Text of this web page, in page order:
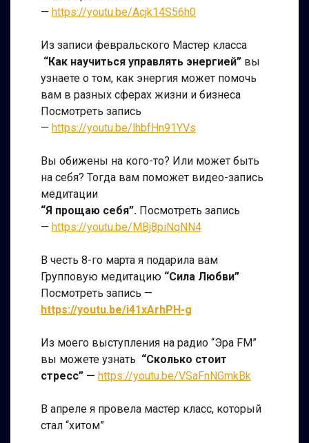
— https://youtu.be/Acjk14S56h0
Из записи февральского Мастер класса
“Как научиться управлять энергией” вы
узнаете о том, как энергия может помочь
вам в разных сферах жизни и бизнеса
Посмотреть запись
— https://youtu.be/lhbfHn91YVs
Вы обижены на кого-то? Или может быть
на себя? Тогда вам поможет видео-запись
медитации
“Я прощаю себя”. Посмотреть запись
— https://youtu.be/MBj8piNqNN4
В честь 8-го марта я подарила вам
Групповую медитацию “Сила Любви”
Посмотреть запись —
https://youtu.be/i41xArhPH-g
Из моего выступления на радио “Эра FM”
вы можете узнать “Сколько стоит
стресс” — https://youtu.be/VSaFnNGmkBk
В апреле я провела мастер класс, который
стал “хитом”